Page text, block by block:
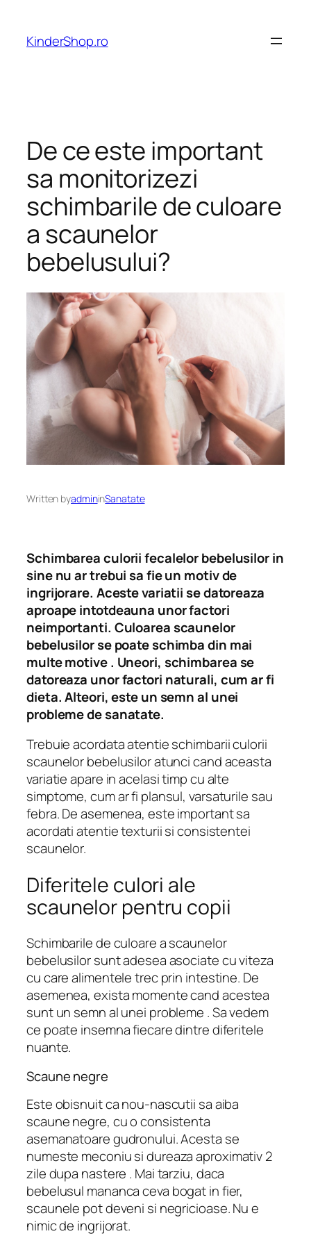
content
KinderShop.ro
De ce este important
sa monitorizezi
schimbarile de culoare
a scaunelor
bebelusului?
Written byadmininSanatate
Schimbarea culorii fecalelor bebelusilor in
sine nu ar trebui sa fie un motiv de
ingrijorare. Aceste variatii se datoreaza
aproape intotdeauna unor factori
neimportanti. Culoarea scaunelor
bebelusilor se poate schimba din mai
multe motive . Uneori, schimbarea se
datoreaza unor factori naturali, cum ar fi
dieta. Alteori, este un semn al unei
probleme de sanatate.
Trebuie acordata atentie schimbarii culorii
scaunelor bebelusilor atunci cand aceasta
variatie apare in acelasi timp cu alte
simptome, cum ar fi plansul, varsaturile sau
febra. De asemenea, este important sa
acordati atentie texturii si consistentei
scaunelor.
Diferitele culori ale
scaunelor pentru copii
Schimbarile de culoare a scaunelor
bebelusilor sunt adesea asociate cu viteza
cu care alimentele trec prin intestine. De
asemenea, exista momente cand acestea
sunt un semn al unei probleme . Sa vedem
ce poate insemna fiecare dintre diferitele
nuante.
Scaune negre
Este obisnuit ca nou-nascutii sa aiba
scaune negre, cu o consistenta
asemanatoare gudronului. Acesta se
numeste meconiu si dureaza aproximativ 2
zile dupa nastere . Mai tarziu, daca
bebelusul mananca ceva bogat in fier,
scaunele pot deveni si negricioase. Nu e
nimic de ingrijorat.